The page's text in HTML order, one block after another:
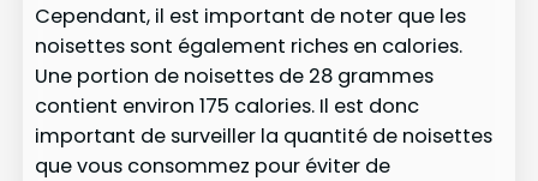
Cependant, il est important de noter que les
noisettes sont également riches en calories.
Une portion de noisettes de 28 grammes
contient environ 175 calories. Il est donc
important de surveiller la quantité de noisettes
que vous consommez pour éviter de